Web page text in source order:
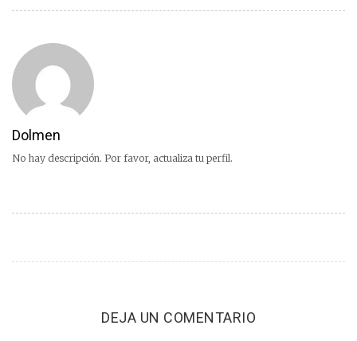
Dolmen
No hay descripción. Por favor, actualiza tu perfil.
DEJA UN COMENTARIO